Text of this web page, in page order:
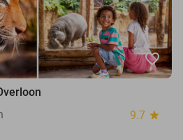
favorite_border
9.7 star